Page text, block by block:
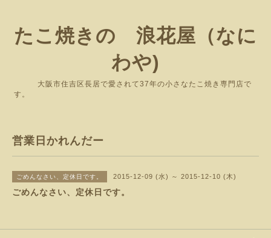
たこ焼きの 浪花屋（なに
わや)
大阪市住吉区長居で愛されて37年の小さなたこ焼き専門店で
す。
営業日かれんだー
ごめんなさい、定休日です。 2015-12-09 (水) ～ 2015-12-10 (木)
ごめんなさい、定休日です。